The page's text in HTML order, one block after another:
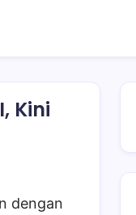
Kini
dengan